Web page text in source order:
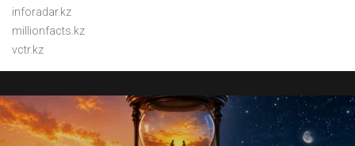
inforadar.kz
millionfacts.kz
vctr.kz